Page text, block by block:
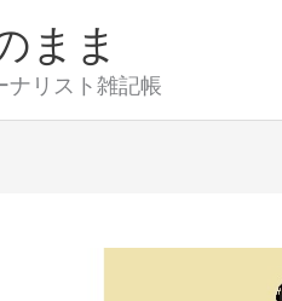
まま
ナリスト雑記帳